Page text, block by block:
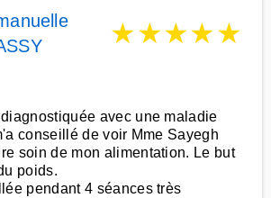
★★★★★
avec une maladie
conseillé de voir Mme Sayegh
soin de mon alimentation. Le but
poids.
pendant 4 séances très